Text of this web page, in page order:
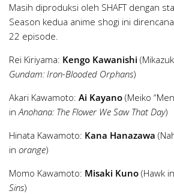
Masih diproduksi oleh SHAFT dengan
Season kedua anime shogi ini
22 episode.
Rei Kiriyama: Kengo Kawanishi
Gundam: Iron-Blooded Orphans)
Akari Kawamoto: Ai Kayano (Meiko
in Anohana: The Flower We Saw That Day)
Hinata Kawamoto: Kana Hanazawa
in orange)
Momo Kawamoto: Misaki Kuno (Hawk in
Sins)